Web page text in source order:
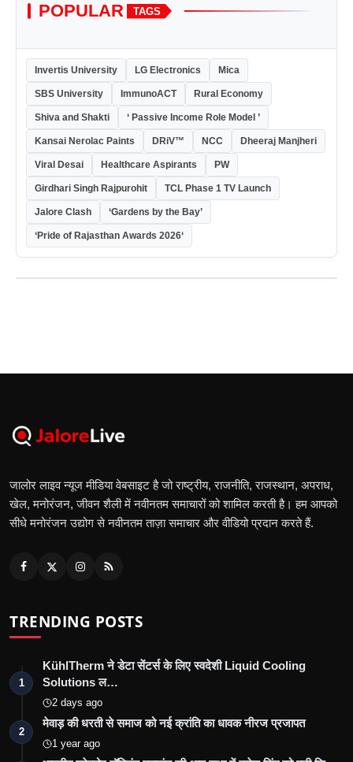
POPULAR TAGS
Invertis University LG Electronics Mica
SBS University ImmunoACT Rural Economy
Shiva and Shakti ‘ Passive Income Role Model ’
Kansai Nerolac Paints DRiV™ NCC Dheeraj Manjheri
Viral Desai Healthcare Aspirants PW
Girdhari Singh Rajpurohit TCL Phase 1 TV Launch
Jalore Clash ‘Gardens by the Bay’
‘Pride of Rajasthan Awards 2026‘
जालोर लाइव न्यूज मीडिया वेबसाइट है जो राष्ट्रीय, राजनीति, राजस्थान, अपराध,
खेल, मनोरंजन, जीवन शैली में नवीनतम समाचारों को शामिल करती है। हम आपको
सीधे मनोरंजन उद्योग से नवीनतम ताज़ा समाचार और वीडियो प्रदान करते हैं.
TRENDING POSTS
1
KühlTherm ने डेटा सेंटर्स के लिए स्वदेशी Liquid Cooling
Solutions ल…
2 days ago
2
मेवाड़ की धरती से समाज को नई क्रांति का धावक नीरज प्रजापत
1 year ago